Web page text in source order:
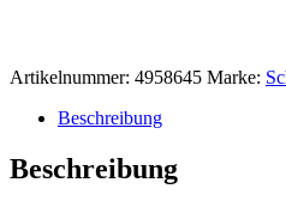
Artikelnummer: 4958645 Marke:
Beschreibung
Beschreibung